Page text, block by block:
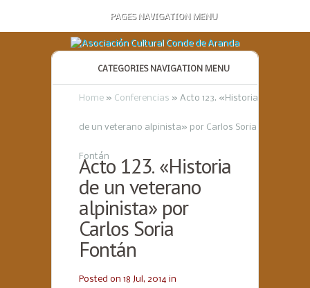
PAGES NAVIGATION MENU
CATEGORIES NAVIGATION MENU
Home » Conferencias » Acto 123. «Historia
de un veterano alpinista» por Carlos Soria
Fontán
Acto 123. «Historia
de un veterano
alpinista» por
Carlos Soria
Fontán
Posted on 18 Jul, 2014 in